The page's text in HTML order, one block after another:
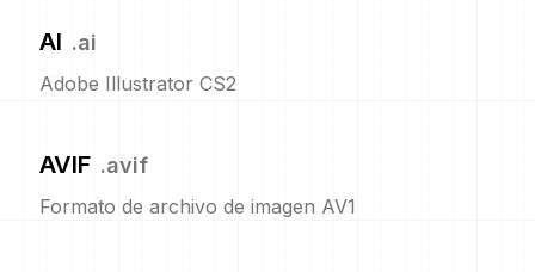
AI .ai
Adobe Illustrator CS2
AVIF .avif
Formato de archivo de imagen AV1